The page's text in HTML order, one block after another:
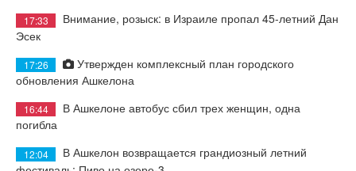
17:33
Внимание, розыск: в Израиле пропал 45-летний Дан
Эсек
17:26
Утвержден комплексный план городского
обновления Ашкелона
16:44
В Ашкелоне автобус сбил трех женщин, одна
погибла
12:04
В Ашкелон возвращается грандиозный летний